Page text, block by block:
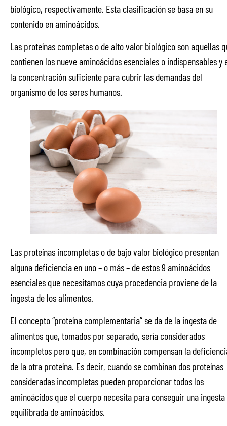
biológico, respectivamente. Esta clasificación se basa en su
contenido en aminoácidos.
Las proteínas completas o de alto valor biológico son aquellas
contienen los nueve aminoácidos esenciales o indispensables y
la concentración suficiente para cubrir las demandas del
organismo de los seres humanos.
Las proteínas incompletas o de bajo valor biológico presentan
alguna deficiencia en uno – o más – de estos 9 aminoácidos
esenciales que necesitamos cuya procedencia proviene de la
ingesta de los alimentos.
El concepto “proteína complementaria” se da de la ingesta de
alimentos que, tomados por separado, sería considerados
incompletos pero que, en combinación compensan la
de la otra proteína. Es decir, cuando se combinan dos proteínas
consideradas incompletas pueden proporcionar todos los
aminoácidos que el cuerpo necesita para conseguir una ingesta
equilibrada de aminoácidos.